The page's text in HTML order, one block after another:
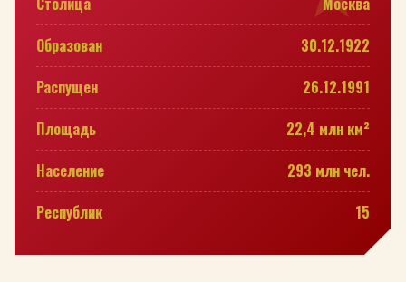
Образован
30.12.1922
Распущен
26.12.1991
Площадь
22,4 млн км²
Население
293 млн чел.
Республик
15